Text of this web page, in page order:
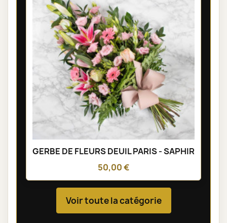
GERBE DE FLEURS DEUIL PARIS - SAPHIR
50,00 €
Voir toute la catégorie